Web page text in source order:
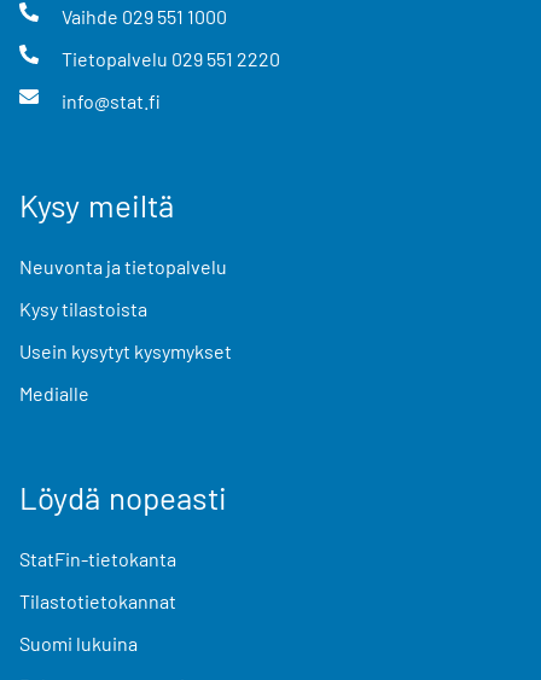
Vaihde 029 551 1000
Tietopalvelu 029 551 2220
info@stat.fi
Kysy meiltä
Neuvonta ja tietopalvelu
Kysy tilastoista
Usein kysytyt kysymykset
Medialle
Löydä nopeasti
StatFin-tietokanta
Tilastotietokannat
Suomi lukuina